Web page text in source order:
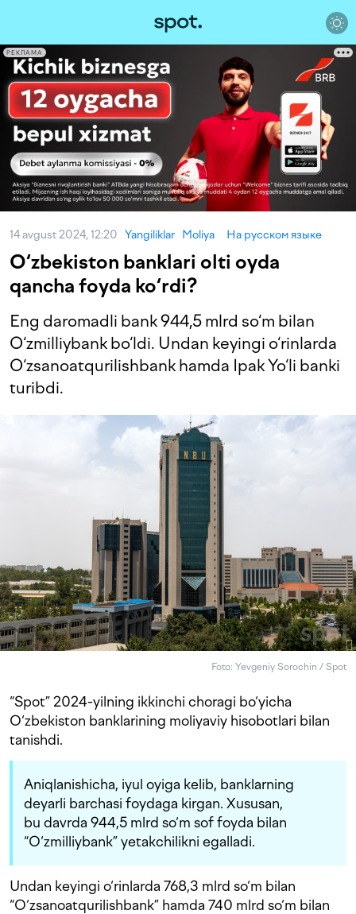
РЕКЛАМА
14 avgust 2024, 12:20 Yangiliklar Moliya На русском языке
O‘zbekiston banklari olti oyda
qancha foyda ko‘rdi?
Eng daromadli bank 944,5 mlrd so‘m bilan
O‘zmilliybank bo‘ldi. Undan keyingi o‘rinlarda
O‘zsanoatqurilishbank hamda Ipak Yo‘li banki
turibdi.
Foto: Yevgeniy Sorochin / Spot
“Spot” 2024-yilning ikkinchi choragi bo‘yicha
O‘zbekiston banklarining moliyaviy hisobotlari bilan
tanishdi.
Aniqlanishicha, iyul oyiga kelib, banklarning
deyarli barchasi foydaga kirgan. Xususan,
bu davrda 944,5 mlrd so‘m sof foyda bilan
“O‘zmilliybank” yetakchilikni egalladi.
Undan keyingi o‘rinlarda 768,3 mlrd so‘m bilan
“O‘zsanoatqurilishbank” hamda 740 mlrd so‘m bilan